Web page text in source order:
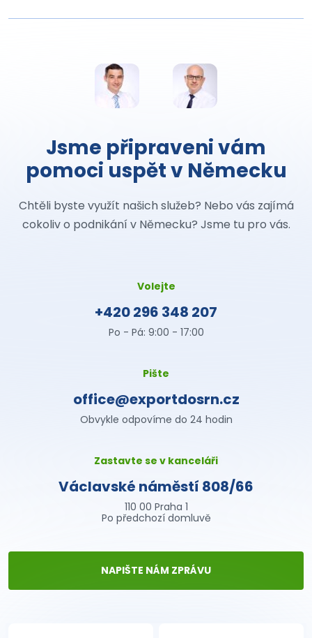
Jsme připraveni vám
pomoci uspět v Německu
Chtěli byste využít našich služeb? Nebo vás zajímá
cokoliv o podnikání v Německu? Jsme tu pro vás.
Volejte
+420 296 348 207
Po - Pá: 9:00 - 17:00
Pište
office@exportdosrn.cz
Obvykle odpovíme do 24 hodin
Zastavte se v kanceláři
Václavské náměstí 808/66
110 00 Praha 1
Po předchozí domluvě
NAPIŠTE NÁM ZPRÁVU